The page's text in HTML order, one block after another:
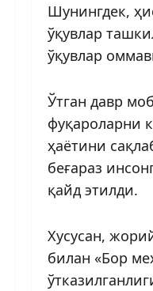
Шунингдек,
ўқувлар
ўқувлар
Ўтган давр
фуқароларни
ҳаётини
беғараз
қайд этилди.
Хусусан,
билан «Бор